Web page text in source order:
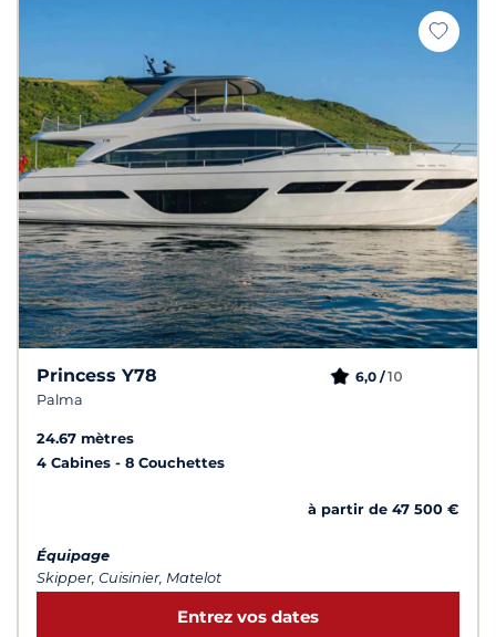
Princess Y78
Palma
6,0 /10
24.67 mètres
4 Cabines
8 Couchettes
à partir de 47 500 €
Équipage
Skipper, Cuisinier, Matelot
Entrez vos dates